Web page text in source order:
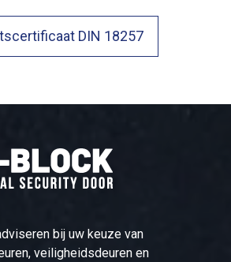
DIN 18257
bij uw keuze van
veiligheidsdeuren en